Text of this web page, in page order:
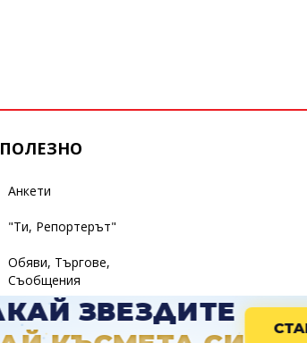
ПОЛЕЗНО
Анкети
"Ти, Репортерът"
Обяви, Търгове,
Съобщения